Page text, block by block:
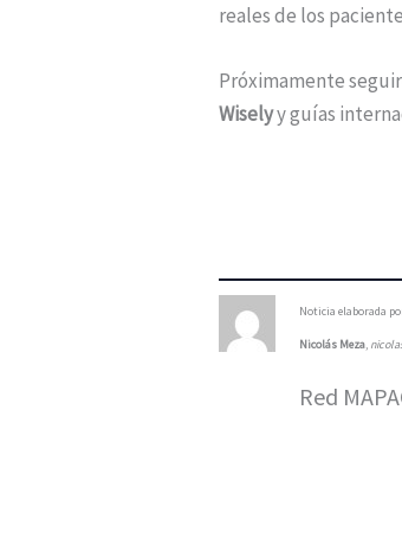
reales de los
Próximamente
Wiselyy guías
Noticia elaborada
Nicolás Meza,
Red